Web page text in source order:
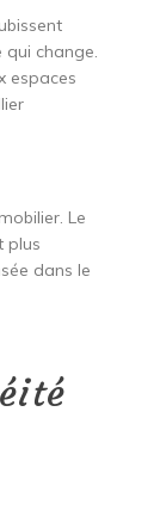
qui change.
espaces
Le
plus
dans le